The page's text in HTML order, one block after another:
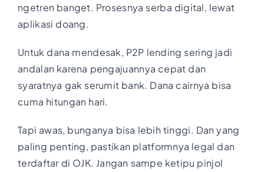
ngetren banget. Prosesnya serba digital, lewat
aplikasi doang.
Untuk dana mendesak, P2P lending sering jadi
andalan karena pengajuannya cepat dan
syaratnya gak serumit bank. Dana cairnya bisa
cuma hitungan hari.
Tapi awas, bunganya bisa lebih tinggi. Dan yang
paling penting, pastikan platformnya legal dan
terdaftar di OJK. Jangan sampe ketipu pinjol